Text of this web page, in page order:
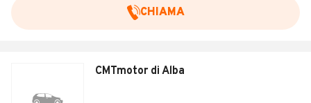
CHIAMA
CMTmotor di Alba